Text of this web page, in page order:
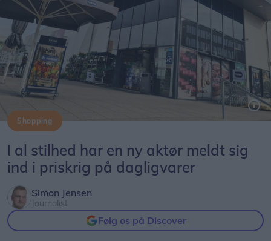
Shopping
I al stilhed har en ny aktør meldt sig
ind i priskrig på dagligvarer
Simon Jensen
Journalist
Følg os på Discover